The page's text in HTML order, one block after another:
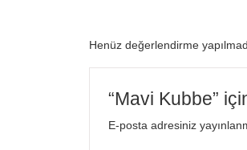
Henüz değerlendirme
“Mavi Kubbe”
E-posta adresiniz